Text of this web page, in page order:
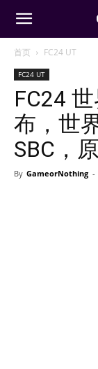
首页 FC24 UT
FC24 UT
FC24
布，世
SBC，
By GameorNothing -